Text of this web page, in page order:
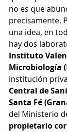
no es que
precisamente.
una idea, en
hay dos
Instituto
Microbiología
institución
Central de
Santa Fé
del Ministerio
propietario